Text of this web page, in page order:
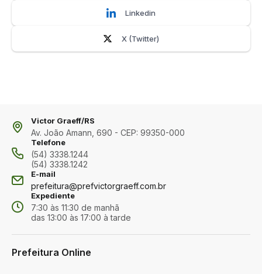
Linkedin
X (Twitter)
Victor Graeff/RS
Av. João Amann, 690 - CEP: 99350-000
Telefone
(54) 3338.1244
(54) 3338.1242
E-mail
prefeitura@prefvictorgraeff.com.br
Expediente
7:30 às 11:30 de manhã
das 13:00 às 17:00 à tarde
Prefeitura Online